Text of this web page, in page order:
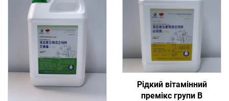
Рідкий вітамінний
премікс групи В